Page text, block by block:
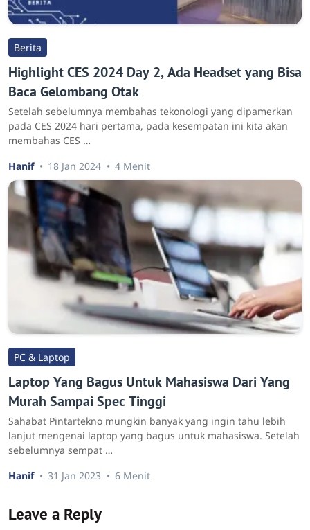
Berita
Highlight CES 2024 Day 2, Ada Headset yang Bisa
Baca Gelombang Otak
Setelah sebelumnya membahas tekonologi yang dipamerkan
pada CES 2024 hari pertama, pada kesempatan ini kita akan
membahas CES …
Hanif
18 Jan 2024 4 Menit
PC & Laptop
Laptop Yang Bagus Untuk Mahasiswa Dari Yang
Murah Sampai Spec Tinggi
Sahabat Pintartekno mungkin banyak yang ingin tahu lebih
lanjut mengenai laptop yang bagus untuk mahasiswa. Setelah
sebelumnya sempat …
Hanif
31 Jan 2023 6 Menit
Leave a Reply